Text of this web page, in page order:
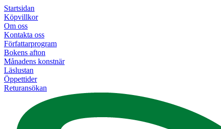
Startsidan
Köpvillkor
Om oss
Kontakta oss
Författarprogram
Bokens afton
Månadens konstnär
Läslustan
Öppettider
Returansökan